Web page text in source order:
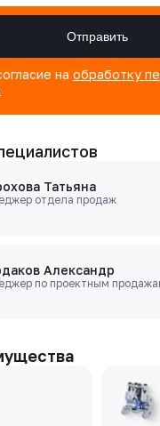
Отправить
на обработку
Татьяна
отдела продаж
Александр
по проектным